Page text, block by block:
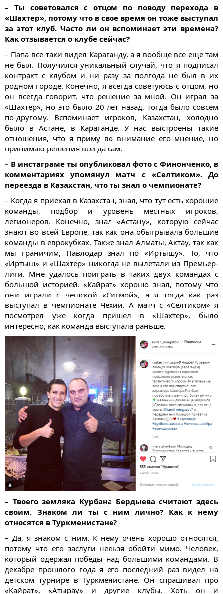
– Ты советовался с отцом по поводу перехода в
«Шахтер», потому что в свое время он тоже выступал
за этот клуб. Часто ли он вспоминает эти времена?
Как отзывается о клубе сейчас?
– Папа все-таки видел Караганду, а я вообще все ещё там
не был. Получился уникальный случай, что я подписал
контракт с клубом и ни разу за полгода не был в их
родном городе. Конечно, я всегда советуюсь с отцом, но
он всегда говорит, что решение за мной. Он играл за
«Шахтер», но это было 20 лет назад, тогда было совсем
по-другому. Вспоминает игроков, Казахстан, холодно
было в Астане, в Караганде. У нас выстроены такие
отношения, что я приму во внимание его мнение, но
принимаю решения всегда сам.
– В инстаграме ты опубликовал фото с Финонченко, в
комментариях упомянул матч с «Селтиком». До
переезда в Казахстан, что ты знал о чемпионате?
– Когда я приехал в Казахстан, знал, что тут есть хорошие
команды, подбор и уровень местных игроков,
легионеров. Конечно, знал «Астану», которую сейчас
знают во всей Европе, так как она обыгрывала большие
команды в еврокубках. Также знал Алматы, Актау, так как
мы граничим, Павлодар знал по «Иртышу». То, что
«Иртыш» и «Шахтер» никогда не вылетали из Премьер-
лиги. Мне удалось поиграть в таких двух командах с
большой историей. «Кайрат» хорошо знал, потому что
они играли с чешской «Сигмой», а я тогда как раз
выступал в чемпионате Чехии. А матч с «Селтиком» я
посмотрел уже когда пришел в «Шахтер», было
интересно, как команда выступала раньше.
– Твоего земляка Курбана Бердыева считают здесь
своим. Знаком ли ты с ним лично? Как к нему
относятся в Туркменистане?
– Да, я знаком с ним. К нему очень хорошо относятся,
потому что его заслуги нельзя обойти мимо. Человек,
который одержал победы над большими командами. В
декабре прошлого года я его последний раз видел на
детском турнире в Туркменистане. Он спрашивал про
«Кайрат», «Атырау» и другие клубы. Хоть он и